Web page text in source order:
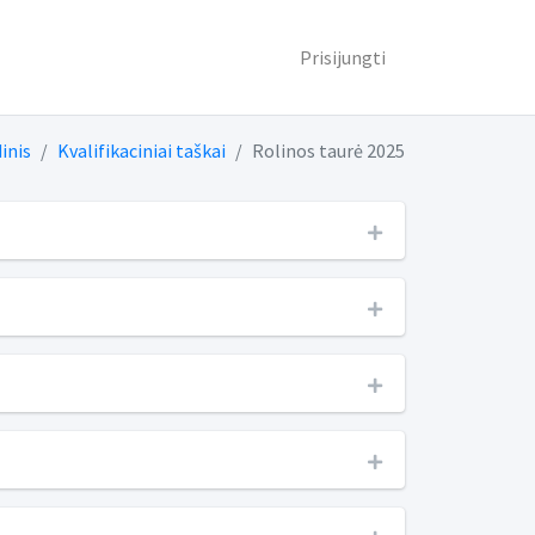
Prisijungti
Kvalifikaciniai taškai Rolinos taurė 2025